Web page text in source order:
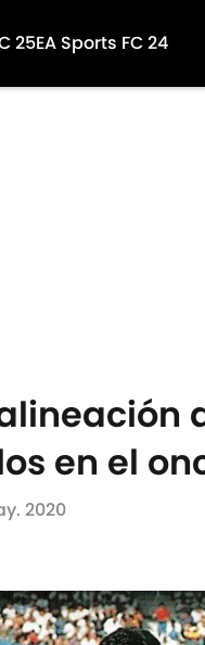
25EA Sports FC 24
en el
2020